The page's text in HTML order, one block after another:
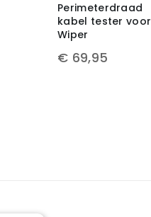
Perimeterdraad
kabel tester voor
Wiper
€ 69,95